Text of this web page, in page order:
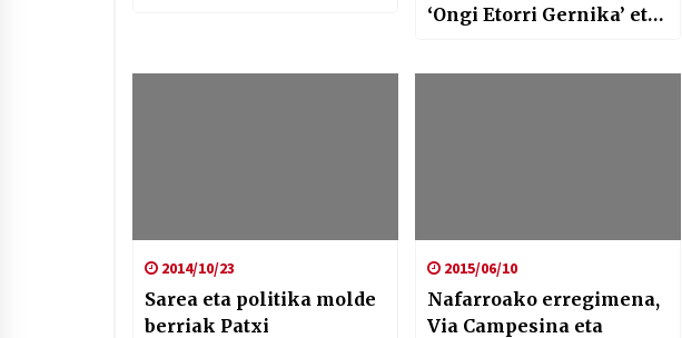
‘Ongi Etorri Gernika’ eta
2014/10/23
Sarea eta politika molde
berriak Patxi
2015/06/10
Nafarroako erregimena,
Via Campesina eta